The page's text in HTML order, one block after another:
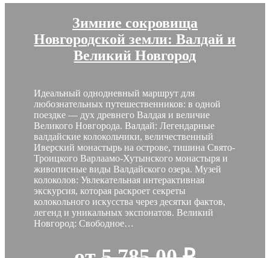
Зимние сокровища
Новгородской земли: Валдай и
Великий Новгород
Идеальный однодневный маршрут для
любознательных путешественников: в одной
поездке — дух древнего Валдая и величие
Великого Новгорода. Валдай: Легендарные
валдайские колокольчики, величественный
Иверский монастырь на острове, тишина Свято-
Троицкого Варлаамо-Хутынского монастыря и
живописные виды Валдайского озера. Музей
колоколов: Увлекательная интерактивная
экскурсия, которая раскроет секреты
колокольного искусства через десятки фактов,
легенд и уникальных экспонатов. Великий
Новгород: Свободное…